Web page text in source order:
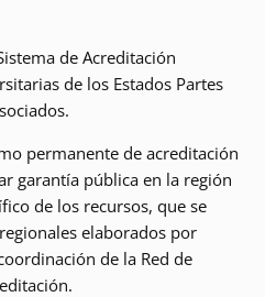
de Acreditación
de los Estados Partes
permanente de acreditación
garantía pública en la región
de los recursos, que se
elaborados por
de la Red de